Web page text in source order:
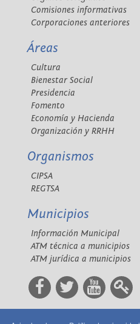
Comisiones informativas
Corporaciones anteriores
Áreas
Cultura
Bienestar Social
Presidencia
Fomento
Economía y Hacienda
Organización y RRHH
Organismos
CIPSA
REGTSA
Municipios
Información Municipal
ATM técnica a municipios
ATM jurídica a municipios